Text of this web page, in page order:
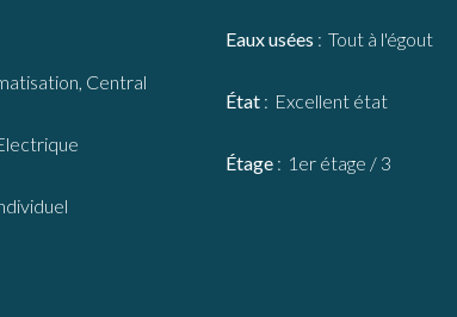
Central
Eaux usées Tout à l'égout
État Excellent état
Étage 1er étage / 3